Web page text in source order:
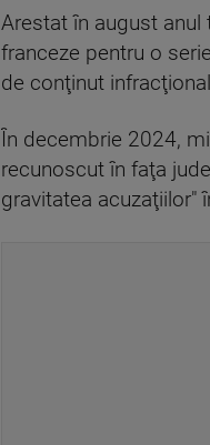
Arestat în august anul
franceze pentru o
de conţinut
În decembrie 2024,
recunoscut în faţa
gravitatea acuzaţiilor"